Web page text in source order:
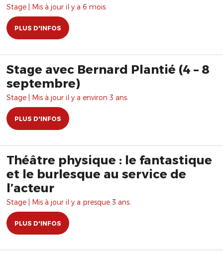
Stage | Mis à jour il y a 6 mois.
PLUS D'INFOS
Stage avec Bernard Plantié (4 – 8
septembre)
Stage | Mis à jour il y a environ 3 ans.
PLUS D'INFOS
Théâtre physique : le fantastique
et le burlesque au service de
l’acteur
Stage | Mis à jour il y a presque 3 ans.
PLUS D'INFOS